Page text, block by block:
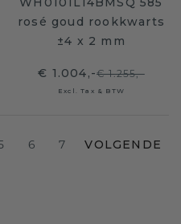
rosé goud rookkwarts
±4 x 2 mm
€ 1.004,-€ 1.255,-
Excl. Tax & BTW
6 7 VOLGENDE